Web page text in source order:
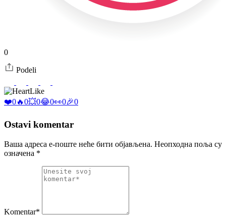
0
Podeli
Like
❤️0🔥0💥0😂0👀0🎉0
Ostavi komentar
Ваша адреса е-поште неће бити објављена. Неопходна поља су
означена *
Komentar*